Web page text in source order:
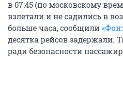
в 07:45 (по московскому
взлетали и не садились в
больше часа, сообщили
десятка рейсов задержали.
ради безопасности